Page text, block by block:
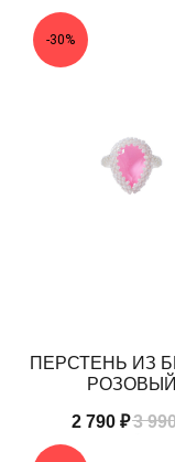
-30%
ПЕРСТЕНЬ ИЗ
РОЗОВЫЙ
2 790 ₽3